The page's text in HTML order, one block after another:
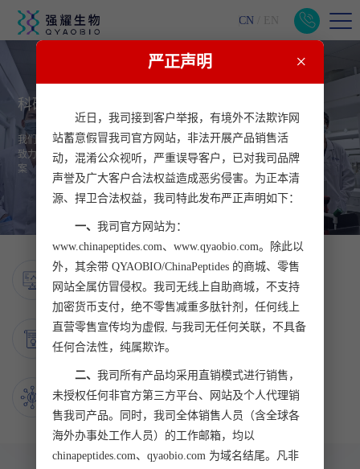
CN EN
科研工匠 实在 用心
我们是专注细节，追求极致的创新科研团队，崇尚工匠精神
致力于为客户提供更实在，更用心的生命科学科研服务解决方
案
18 年匠心研发
采用高标准内部质量监督审核，严守产品品质
300 +核心技术
成熟掌握多肽特殊修饰的核心技术
50000 +全球客户
客户遍布全球50多个国家及中国港澳台等地区
严正声明 ×
近日，我司接到客户举报，有境外不法欺诈网
站蓄意假冒我司官方网站，非法开展产品销售活
动，混淆公众视听，严重误导客户，已对我司品牌
声誉及广大客户合法权益造成恶劣侵害。为正本清
源、捍卫合法权益，我司特此发布严正声明如下：
一、 我司官方网站为：
www.chinapeptides.com、www.qyaobio.com。除此以
外，其余带 QYAOBIO/ChinaPeptides 的商城、零售
网站全属仿冒侵权。我司无线上自助商城，不支持
加密货币支付，绝不零售减重多肽针剂，任何线上
直营零售宣传均为虚假, 与我司无任何关联，不具备
任何合法性，纯属欺诈。
二、 我司所有产品均采用直销模式进行销售，
未授权任何非官方第三方平台、网站及个人代理销
售我司产品。同时，我司全体销售人员（含全球各
海外办事处工作人员）的工作邮箱，均以
chinapeptides.com、qyaobio.com 为域名结尾。凡非